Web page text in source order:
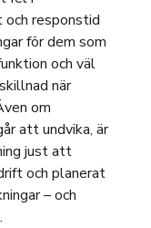
responstid
för dem som
och väl
när
om
att undvika, är
just att
och planerat
– och